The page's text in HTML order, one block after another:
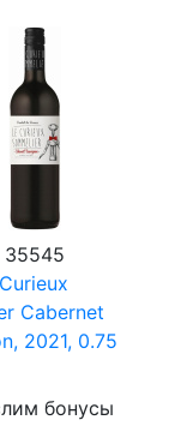
35545
Cabernet
2021, 0.75
бонусы